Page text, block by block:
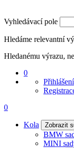
Vyhledávací pole
Hledáme relevantní
Hledanému výrazu,
0
Přihlášení
0
Kola Zobrazit
BMW
MINI